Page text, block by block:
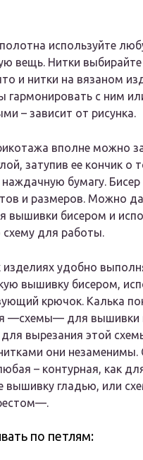
используйте
вещь. Нитки
и нитки на вязаном
гармонировать с ним
– зависит от рисунка.
вполне можно
затупив ее кончик о
наждачную бумагу.
и размеров. Можно
вышивки бисером и
для работы.
изделиях удобно
вышивку бисером,
крючок. Калька
—схемы— для вышивки
вырезания этой
они незаменимы.
– контурная, как
вышивку гладью, или
по петлям: